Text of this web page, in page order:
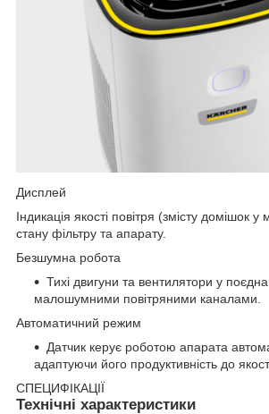
Дисплей
Індикація якості повітря (змісту домішок у
стану фільтру та апарату.
Безшумна робота
Тихі двигуни та вентилятори у
малошумними повітряними каналами.
Автоматичний режим
Датчик керує роботою апарата
адаптуючи його продуктивність до
СПЕЦИФІКАЦІЇ
Технічні характеристики